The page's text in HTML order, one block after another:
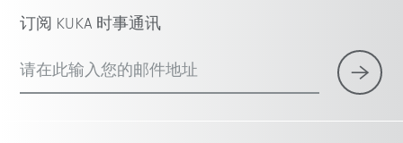
订阅 KUKA 时事通讯
请在此输入您的邮件地址